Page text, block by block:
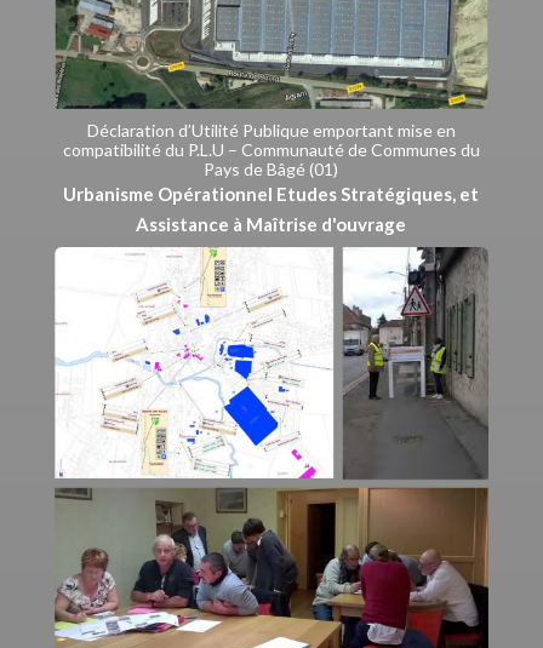
Déclaration d’Utilité Publique emportant mise en
compatibilité du P.L.U – Communauté de Communes du
Pays de Bâgé (01)
Urbanisme Opérationnel Etudes Stratégiques, et
Assistance à Maîtrise d'ouvrage